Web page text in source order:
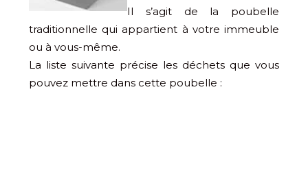
Il s’agit de la poubelle
traditionnelle qui appartient à votre immeuble
ou à vous-même.
La liste suivante précise les déchets que vous
pouvez mettre dans cette poubelle :